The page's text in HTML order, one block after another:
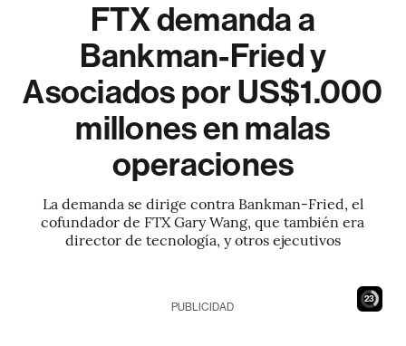
FTX demanda a
Bankman-Fried y
Asociados por US$1.000
millones en malas
operaciones
La demanda se dirige contra Bankman-Fried, el
cofundador de FTX Gary Wang, que también era
director de tecnología, y otros ejecutivos
22
PUBLICIDAD